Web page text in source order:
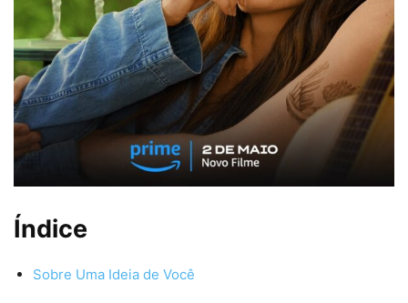
Índice
Sobre Uma Ideia de Você